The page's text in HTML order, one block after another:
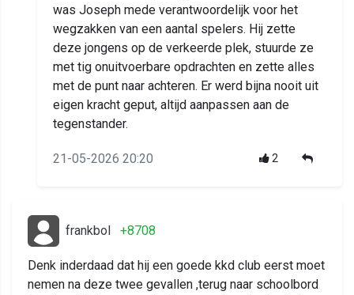
was Joseph mede verantwoordelijk voor het
wegzakken van een aantal spelers. Hij zette
deze jongens op de verkeerde plek, stuurde ze
met tig onuitvoerbare opdrachten en zette alles
met de punt naar achteren. Er werd bijna nooit uit
eigen kracht geput, altijd aanpassen aan de
tegenstander.
21-05-2026 20:20 2
frankbol +8708
Denk inderdaad dat hij een goede kkd club eerst moet
nemen na deze twee gevallen ,terug naar schoolbord